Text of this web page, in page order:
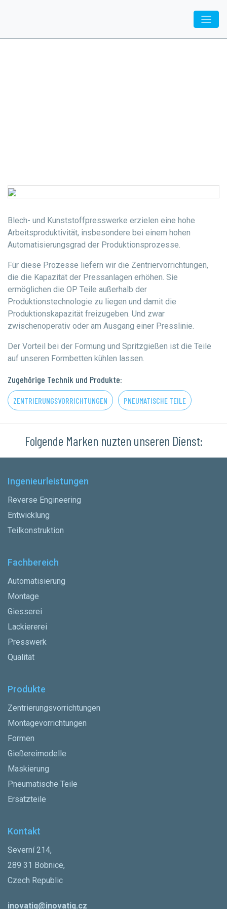
Blech- und Kunststoffpresswerke erzielen eine hohe
Arbeitsproduktivität, insbesondere bei einem hohen
Automatisierungsgrad der Produktionsprozesse.
Für diese Prozesse liefern wir die Zentriervorrichtungen,
die die Kapazität der Pressanlagen erhöhen. Sie
ermöglichen die OP Teile außerhalb der
Produktionstechnologie zu liegen und damit die
Produktionskapazität freizugeben. Und zwar
zwischenoperativ oder am Ausgang einer Presslinie.
Der Vorteil bei der Formung und Spritzgießen ist die Teile
auf unseren Formbetten kühlen lassen.
Zugehörige Technik und Produkte:
ZENTRIERUNGSVORRICHTUNGEN PNEUMATISCHE TEILE
Folgende Marken nuzten unseren Dienst:
Ingenieurleistungen
Reverse Engineering
Entwicklung
Teilkonstruktion
Fachbereich
Automatisierung
Montage
Giesserei
Lackiererei
Presswerk
Qualität
Produkte
Zentrierungsvorrichtungen
Montagevorrichtungen
Formen
Gießereimodelle
Maskierung
Pneumatische Teile
Ersatzteile
Kontakt
Severní 214,
289 31 Bobnice,
Czech Republic
inovatiq@inovatiq.cz